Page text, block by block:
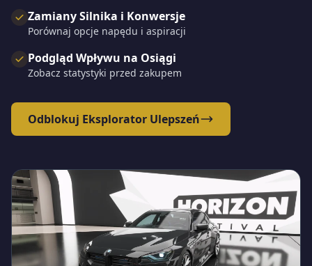
Zamiany Silnika i Konwersje
Porównaj opcje napędu i aspiracji
Podgląd Wpływu na Osiągi
Zobacz statystyki przed zakupem
Odblokuj Eksplorator Ulepszeń